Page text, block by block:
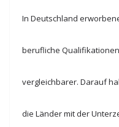
In Deutschland
berufliche
vergleichbarer. Darauf
die Länder mit der